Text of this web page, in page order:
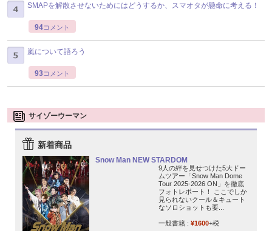
SMAPを解散させないためにはどうするか、スマオタが懸命に考える！
94コメント
嵐について語ろう
93コメント
サイゾーウーマン
新着商品
Snow Man NEW STARDOM
9人の絆を見せつけた5大ドー
ムツアー「Snow Man Dome
Tour 2025-2026 ON」を徹底
フォトレポート！ ここでしか
見られないクール＆キュート
なソロショットも要...
一般書籍 : ¥1600+税